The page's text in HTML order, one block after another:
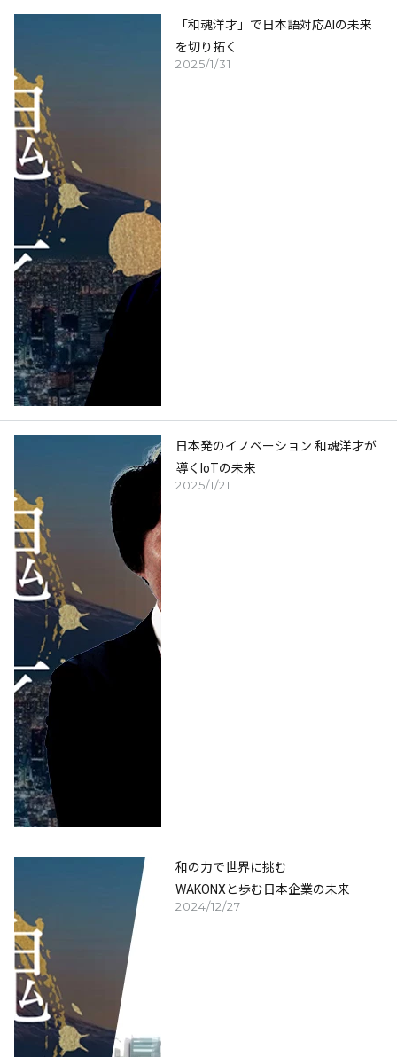
2025/1/31
「和魂洋才」で日本語対応AIの未来
を切り拓く
2025/1/21
日本発のイノベーション 和魂洋才が
導くIoTの未来
2024/12/27
和の力で世界に挑む
WAKONXと歩む日本企業の未来